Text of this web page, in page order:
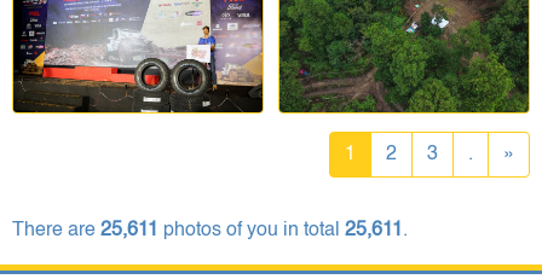
1 2 3 . »
There are 25,611 photos of you in total 25,611.